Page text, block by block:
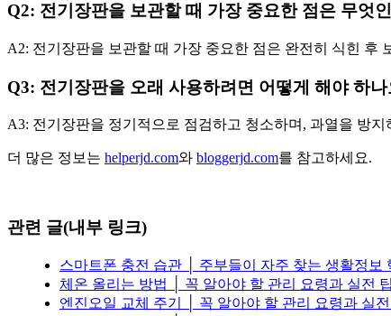
Q2: 전기장판을 보관할 때 가장 중요한 점은 무엇
A2: 전기장판을 보관할 때 가장 중요한 점은 완전히 식힌 후
Q3: 전기장판을 오래 사용하려면 어떻게 해야 하나
A3: 전기장판을 정기적으로 점검하고 청소하며, 과열을 방
더 많은 정보는 helperjd.com와 bloggerjd.com를 참고하세요.
관련 글(내부 링크)
스마트폰 충전 습관 │ 주부들이 자주 찾는 생활정보
체온 올리는 방법 │ 꼭 알아야 할 관리 요령과 실전 팁
엔진오일 교체 주기 │ 꼭 알아야 할 관리 요령과 실전